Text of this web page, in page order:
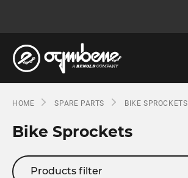
HOME SPARE PARTS BIKE SPROCKETS
Bike Sprockets
Products filter